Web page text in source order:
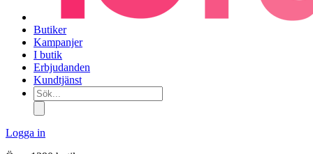
Butiker
Kampanjer
I butik
Erbjudanden
Kundtjänst
Sök...
Logga in